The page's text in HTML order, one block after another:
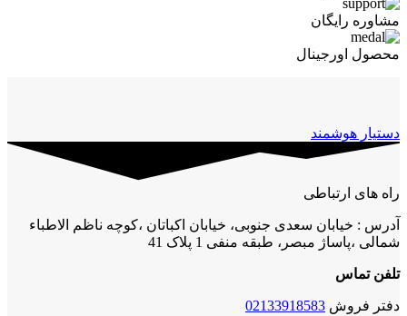
مشاوره رایگان
محصول اورجینال
دستیار هوشمند
راه های ارتباطی
آدرس : خیابان سعدی جنوبی، خیابان اکباتان ،کوچه ناظم الاطباء
شمالی ،پاساژ مبصر، طبقه منفی 1 پلاک 41
تلفن تماس
دفتر فروش 02133918583